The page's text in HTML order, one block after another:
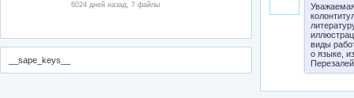
6024 дней назад, 7 файлы
__sape_keys__
виды
о языке,